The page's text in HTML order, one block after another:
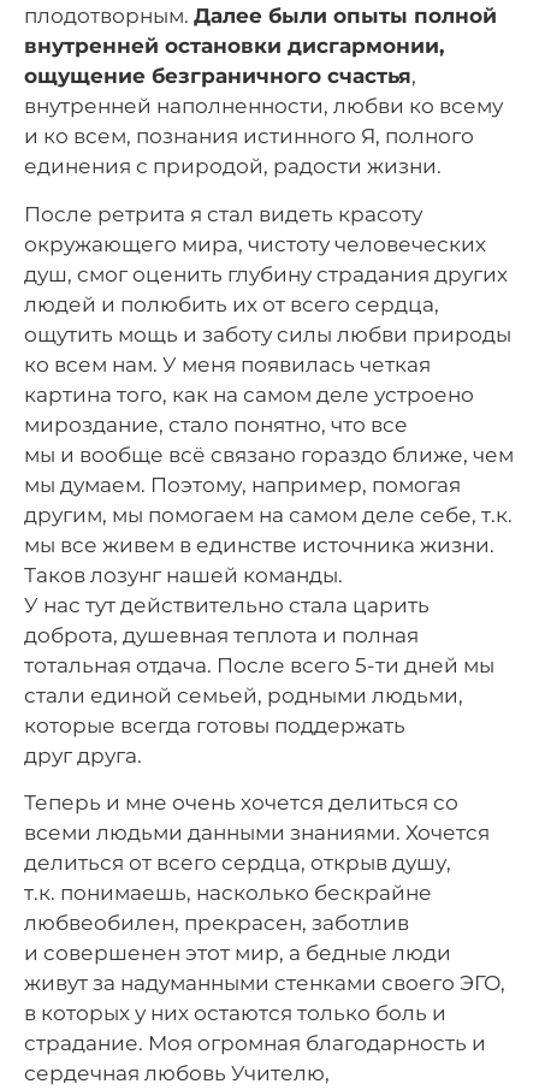
плодотворным. Далее были опыты полной
внутренней остановки дисгармонии,
ощущение безграничного счастья,
внутренней наполненности, любви ко всему
и ко всем, познания истинного Я, полного
единения с природой, радости жизни.
После ретрита я стал видеть красоту
окружающего мира, чистоту человеческих
душ, смог оценить глубину страдания других
людей и полюбить их от всего сердца,
ощутить мощь и заботу силы любви природы
ко всем нам. У меня появилась четкая
картина того, как на самом деле устроено
мироздание, стало понятно, что все
мы и вообще всё связано гораздо ближе, чем
мы думаем. Поэтому, например, помогая
другим, мы помогаем на самом деле себе, т.к.
мы все живем в единстве источника жизни.
Таков лозунг нашей команды.
У нас тут действительно стала царить
доброта, душевная теплота и полная
тотальная отдача. После всего 5-ти дней мы
стали единой семьей, родными людьми,
которые всегда готовы поддержать
друг друга.
Теперь и мне очень хочется делиться со
всеми людьми данными знаниями. Хочется
делиться от всего сердца, открыв душу,
т.к. понимаешь, насколько бескрайне
любвеобилен, прекрасен, заботлив
и совершенен этот мир, а бедные люди
живут за надуманными стенками своего ЭГО,
в которых у них остаются только боль и
страдание. Моя огромная благодарность и
сердечная любовь Учителю,